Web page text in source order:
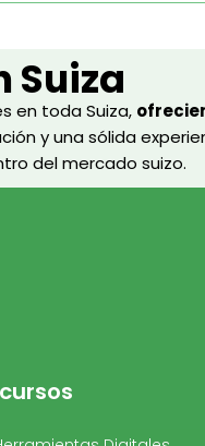
Suiza
en toda Suiza,
y una sólida
del mercado suizo.